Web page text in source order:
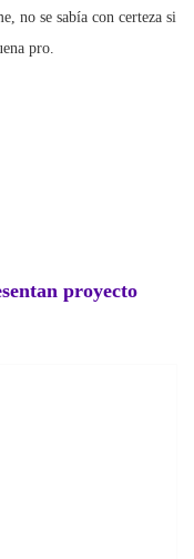
no se sabía con certeza si
pro.
proyecto